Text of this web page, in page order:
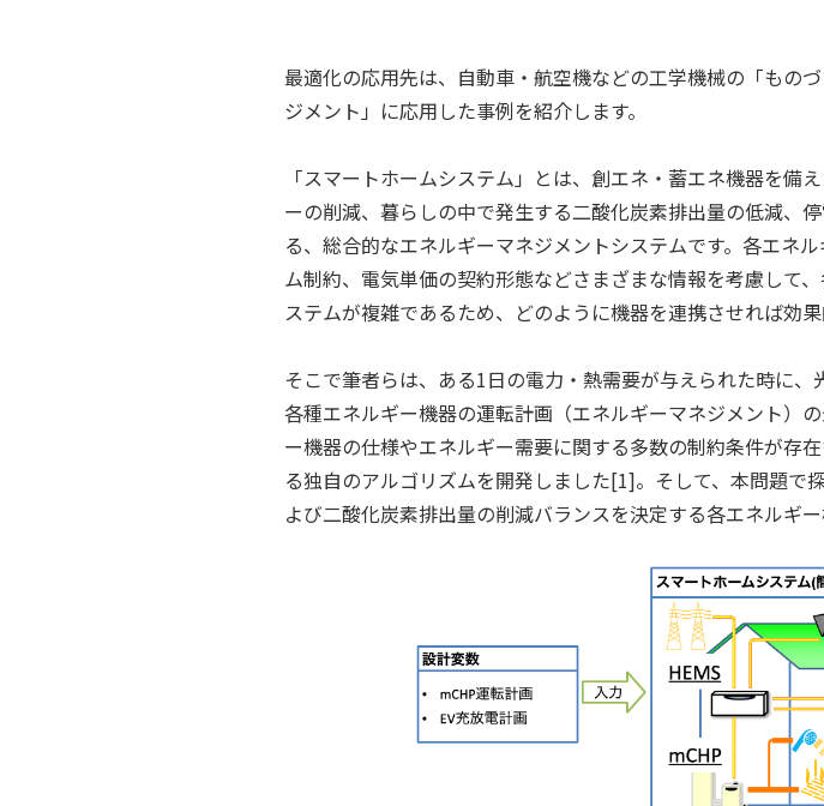
最適化の応用先は、自動車・航空機などの工学機械の「もの
ジメント」に応用した事例を紹介します。
「スマートホームシステム」とは、創エネ・蓄エネ機器を
ーの削減、暮らしの中で発生する二酸化炭素排出量の低減、
る、総合的なエネルギーマネジメントシステムです。各エネ
ム制約、電気単価の契約形態などさまざまな情報を考慮して
ステムが複雑であるため、どのように機器を連携させれば効
そこで筆者らは、ある1日の電力・熱需要が与えられた時に
各種エネルギー機器の運転計画（エネルギーマネジメント）
ー機器の仕様やエネルギー需要に関する多数の制約条件が存
る独自のアルゴリズムを開発しました[1]。そして、本問題
よび二酸化炭素排出量の削減バランスを決定する各エネルギ